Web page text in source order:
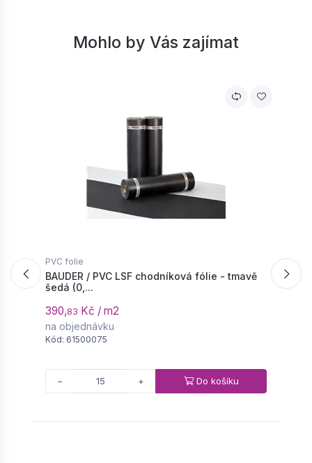
Mohlo by Vás zajímat
PVC folie
BAUDER / PVC LSF chodníková fólie - tmavě
šedá (0,...
390,83 Kč / m2
na objednávku
Kód: 61500075
− + Do košíku